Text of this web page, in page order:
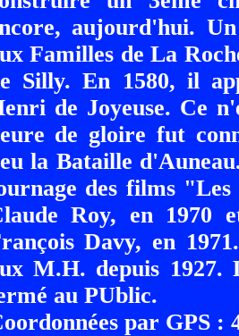
aujourd'hui.
Familles de La
Silly. En 1580, il
de Joyeuse. Ce
de gloire fut
la Bataille
des films
Roy, en 1970
Davy, en
M.H. depuis 1927.
au PUblic.
par GPS :